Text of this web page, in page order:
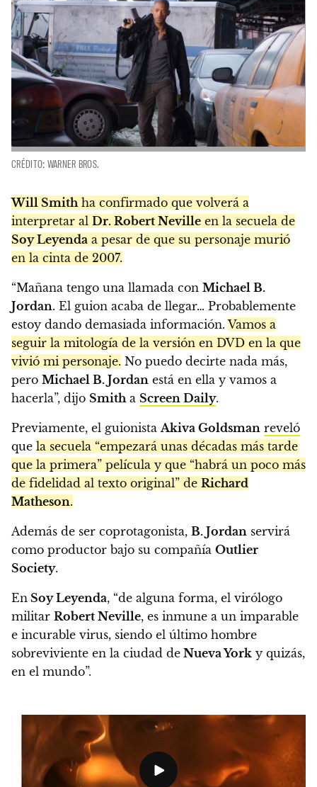
CRÉDITO: WARNER BROS.
Will Smithha confirmado que volverá a
interpretar al Dr. Robert Neville en la secuela de
Soy Leyenda a pesar de que su personaje murió
en la cinta de 2007.
“Mañana tengo una llamada con Michael B.
Jordan. El guion acaba de llegar… Probablemente
estoy dando demasiada información.Vamos a
seguir la mitología de la versión en DVD en la que
vivió mi personaje. No puedo decirte nada más,
pero Michael B. Jordan está en ella y vamos a
hacerla”, dijo Smitha Screen Daily.
Previamente, el guionistaAkiva Goldsman reveló
que la secuela “empezará unas décadas más tarde
que la primera” película y que “habrá un poco más
de fidelidad al texto original” de Richard
Matheson.
Además de ser coprotagonista, B. Jordan servirá
como productor bajo su compañía Outlier
Society.
En Soy Leyenda, “de alguna forma, el virólogo
militar Robert Neville, es inmune a un imparable
e incurable virus, siendo el último hombre
sobreviviente en la ciudad de Nueva York y quizás,
en el mundo”.